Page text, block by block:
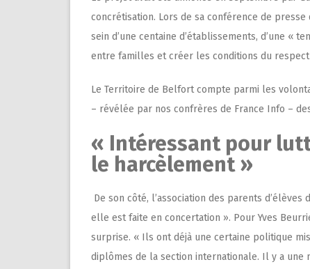
concrétisation. Lors de sa conférence de presse
sein d’une centaine d’établissements, d’une «
entre familles et créer les conditions du respect
Le Territoire de Belfort compte parmi les
– révélée par nos confrères de France Info –
« Intéressant pour
le harcèlement »
De son côté, l’association des parents d’élèves
elle est faite en concertation ». Pour Yves
surprise. « Ils ont déjà une certaine politique
diplômes de la section internationale. Il y a